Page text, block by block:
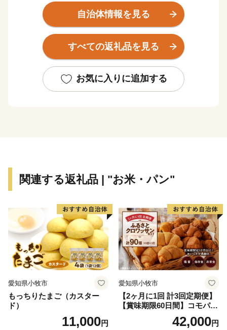
県立自然公園は、東部の霊峰石鎚山系と連なり、棚田や
渓谷を有する里山が自然美を形成しています。また、常
設のミュージカル劇場ではプロのミュージカル俳優の演
劇が１年中行われていたり、地域では秋祭り行事などの
いるなど、芸術・文化・歴史が息づくアートのまちとし
ても近年注目されております。
自治体情報を見る
すべての返礼品を見る
お気に入りに追加する
関連する返礼品 | "お米・パン"
愛知県小牧市
もっちりたまご（カスター
ド）
11,000円
愛知県小牧市
【2ヶ月に1回 計3回定期便】
【賞味期限60日間】コモパ
ン ふるさとクロワッサンセ
ット（計90個）／災害用備蓄
42,000円